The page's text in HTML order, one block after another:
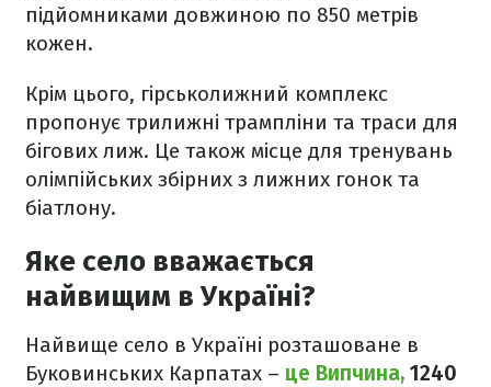
підйомниками довжиною по 850 метрів
кожен.
Крім цього, гірськолижний комплекс
пропонує трилижні трампліни та траси для
бігових лиж. Це також місце для тренувань
олімпійських збірних з лижних гонок та
біатлону.
Яке село вважається
найвищим в Україні?
Найвище село в Україні розташоване в
Буковинських Карпатах – це Випчина, 1240